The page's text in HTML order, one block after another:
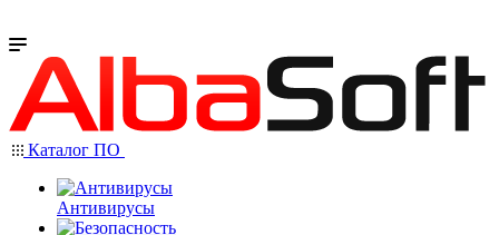
Каталог ПО
Антивирусы